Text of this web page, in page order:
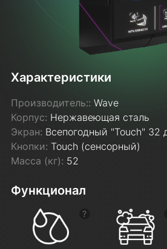
Характеристики
Производитель::Wave
Корпус: Нержавеющая сталь
Экран: Всепогодный "Touch" 32
Кнопки: Touch (сенсорный)
Масса (кг): 52
Функционал
Показать подсказку